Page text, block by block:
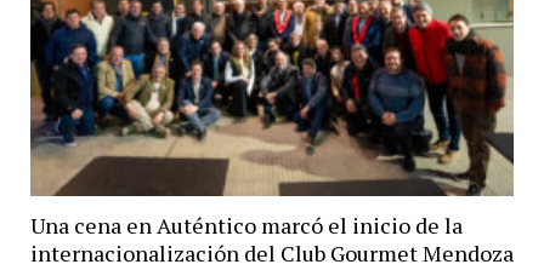
Una cena en Auténtico marcó el inicio de la
internacionalización del Club Gourmet Mendoza